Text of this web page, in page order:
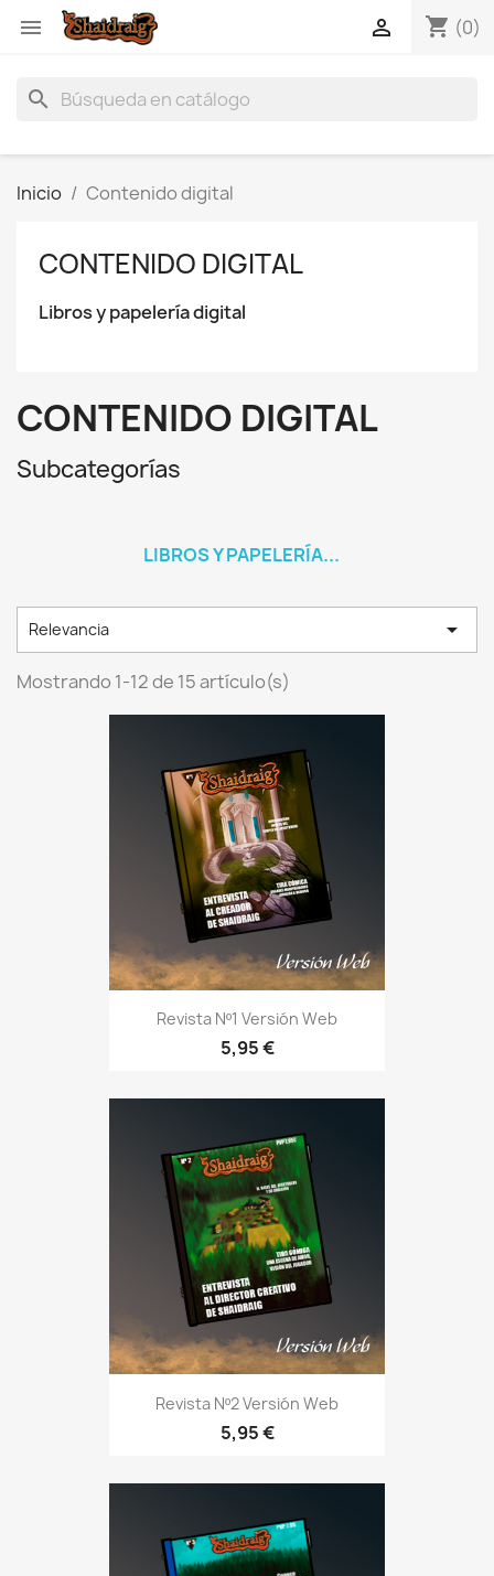
 shopping_cart (0)

search
Inicio Contenido digital
CONTENIDO DIGITAL
Libros y papelería digital
CONTENIDO DIGITAL
Subcategorías
LIBROS Y PAPELERÍA...
Relevancia 
Mostrando 1-12 de 15 artículo(s)
Revista Nº1 Versión Web
5,95 €
Revista Nº2 Versión Web
5,95 €